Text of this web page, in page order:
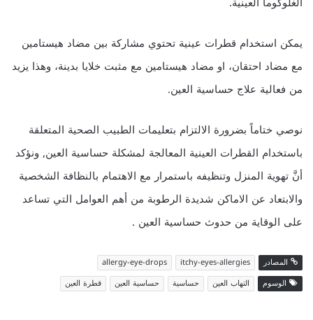
يمكن استخدام قطرات عينية تحتوي مشاركة بين مضاد هيستامين
مع مضاد احتقان، او مضاد هيستامين مع مثبت خلايا بدينة، وهذا يزيد
من فعالية علاج حساسية العين.
نوصي ختاماً بضرورة الالتزام بتعليمات الطبيب الصحية المتعلقة
باستخدام القطرات العينية المعالجة لمشكلة حساسية العين, ونؤكد
أنَّ تهوية المنزل وتنظيفه باستمرار مع الاهتمام بالنظافة الشخصية
والابتعاد عن الاماكن شديدة الرطوبة من أهم العوامل التي تساعد
على الوقاية من حدوث حساسية العين .
المصادر itchy-eyes-allergies
allergy-eye-drops
الوسوم
التهاب العين حساسية حساسية العين قطرة العين